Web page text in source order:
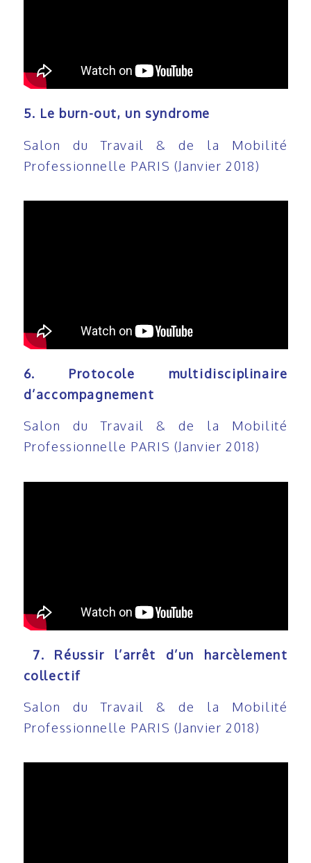
5. Le burn-out, un syndrome
Salon du Travail & de la Mobilité
Professionnelle PARIS (Janvier 2018)
6. Protocole multidisciplinaire
d’accompagnement
Salon du Travail & de la Mobilité
Professionnelle PARIS (Janvier 2018)
7. Réussir l’arrêt d’un harcèlement
collectif
Salon du Travail & de la Mobilité
Professionnelle PARIS (Janvier 2018)